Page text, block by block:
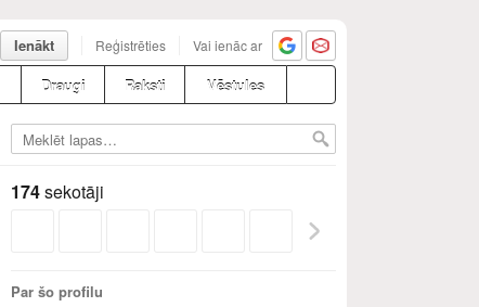
Ienākt Reģistrēties Vai ienāc ar
Draugi Raksti Vēstules
174sekotāji
Par šo profilu